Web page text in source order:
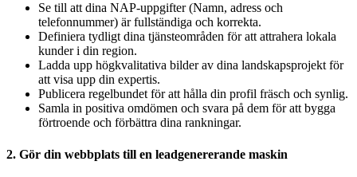
Se till att dina NAP-uppgifter (Namn, adress och
telefonnummer) är fullständiga och korrekta.
Definiera tydligt dina tjänsteområden för att attrahera lokala
kunder i din region.
Ladda upp högkvalitativa bilder av dina landskapsprojekt för
att visa upp din expertis.
Publicera regelbundet för att hålla din profil fräsch och synlig.
Samla in positiva omdömen och svara på dem för att bygga
förtroende och förbättra dina rankningar.
2. Gör din webbplats till en leadgenererande maskin